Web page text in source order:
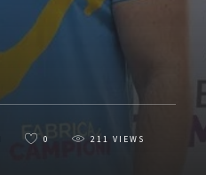
0 211 VIEWS